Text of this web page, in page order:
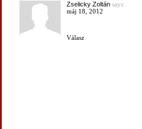
Zselicky Zoltánsays:
máj 18, 2012
Válasz